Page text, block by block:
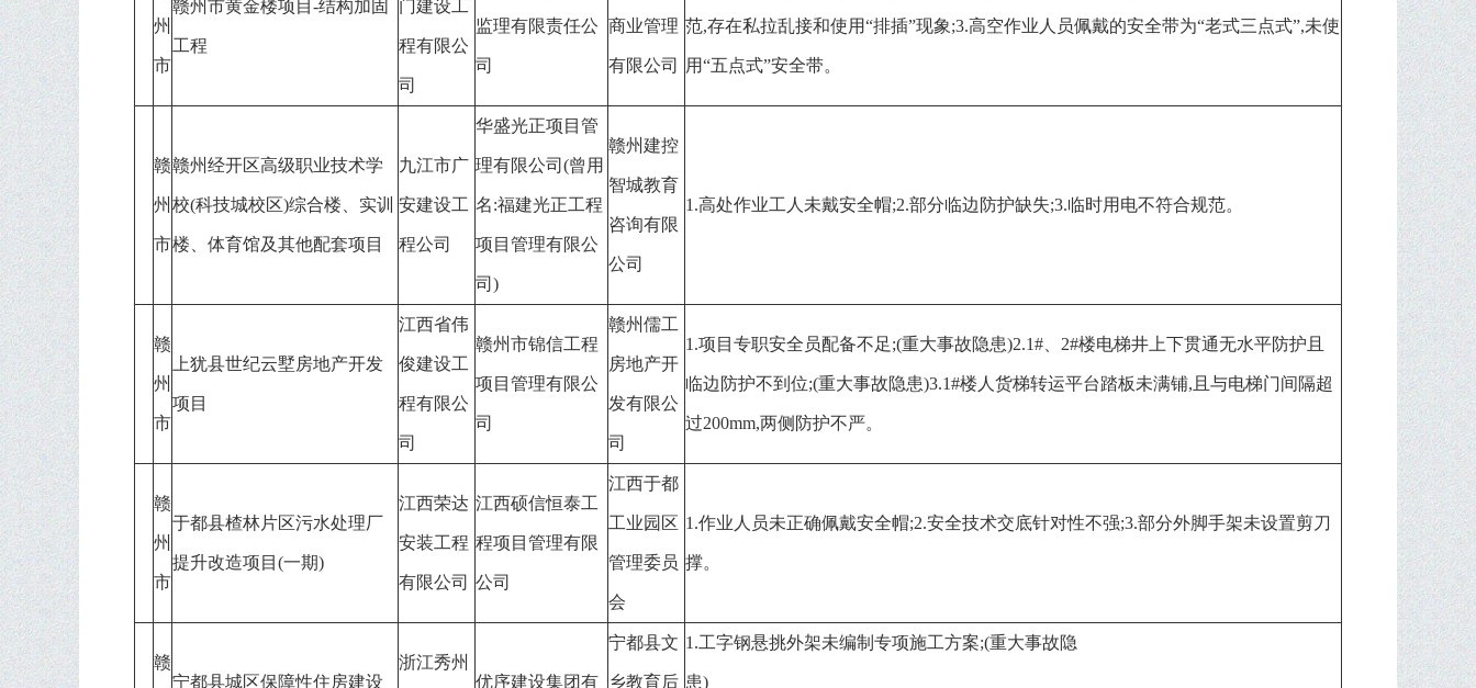
州
市
赣州市黄金楼项目-结构加固
工程
门建设工
程有限公
司
监理有限责任公
司
商业管理
有限公司
范,存在私拉乱接和使用“排插”现象;3.高空作业人员佩戴的安全带为“老式三点式”,未使
用“五点式”安全带。
赣
州
市
赣州经开区高级职业技术学
校(科技城校区)综合楼、实训
楼、体育馆及其他配套项目
九江市广
安建设工
程公司
华盛光正项目管
理有限公司(曾用
名:福建光正工程
项目管理有限公
司)
赣州建控
智城教育
咨询有限
公司
1.高处作业工人未戴安全帽;2.部分临边防护缺失;3.临时用电不符合规范。
赣
州
市
上犹县世纪云墅房地产开发
项目
江西省伟
俊建设工
程有限公
司
赣州市锦信工程
项目管理有限公
司
赣州儒工
房地产开
发有限公
司
1.项目专职安全员配备不足;(重大事故隐患)2.1#、2#楼电梯井上下贯通无水平防护且
临边防护不到位;(重大事故隐患)3.1#楼人货梯转运平台踏板未满铺,且与电梯门间隔超
过200mm,两侧防护不严。
赣
州
市
于都县楂林片区污水处理厂
提升改造项目(一期)
江西荣达
安装工程
有限公司
江西硕信恒泰工
程项目管理有限
公司
江西于都
工业园区
管理委员
会
1.作业人员未正确佩戴安全帽;2.安全技术交底针对性不强;3.部分外脚手架未设置剪刀
撑。
赣
宁都县城区保障性住房建设
浙江秀州
优序建设集团有
宁都县文
乡教育后
1.工字钢悬挑外架未编制专项施工方案;(重大事故隐
患)